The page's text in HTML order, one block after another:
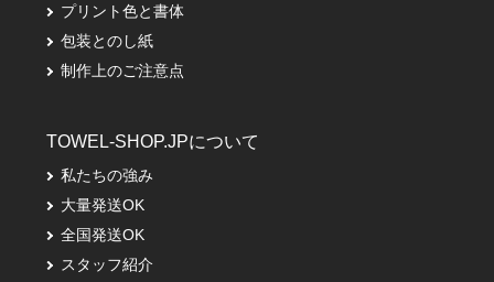
プリント色と書体
包装とのし紙
制作上のご注意点
TOWEL-SHOP.JPについて
私たちの強み
大量発送OK
全国発送OK
スタッフ紹介